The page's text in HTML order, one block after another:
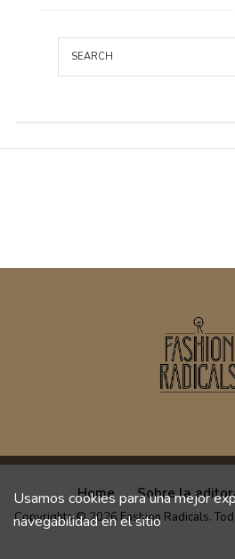
Home Sobre la
Copyrights © 2026 Fashion Radicals.
Usamos cookies para una mejor
navegabilidad en el sitio